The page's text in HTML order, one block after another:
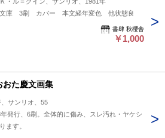
文庫 3刷 カバー 本文経年変色 他状態良
書肆 秋櫻舎
￥1,000
おた慶文画集
サンリオ、55
発行、6刷。全体的に傷み、スレ汚れ・ヤケシ
ます。